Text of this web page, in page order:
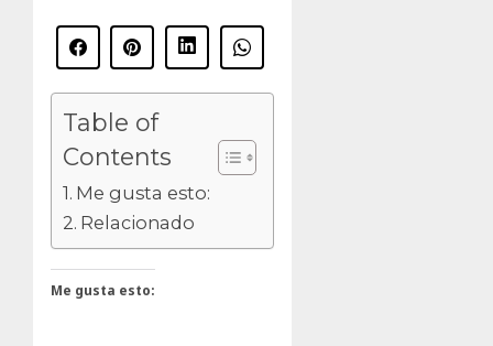
Table of
Contents
Me gusta esto:
Relacionado
Me gusta esto: